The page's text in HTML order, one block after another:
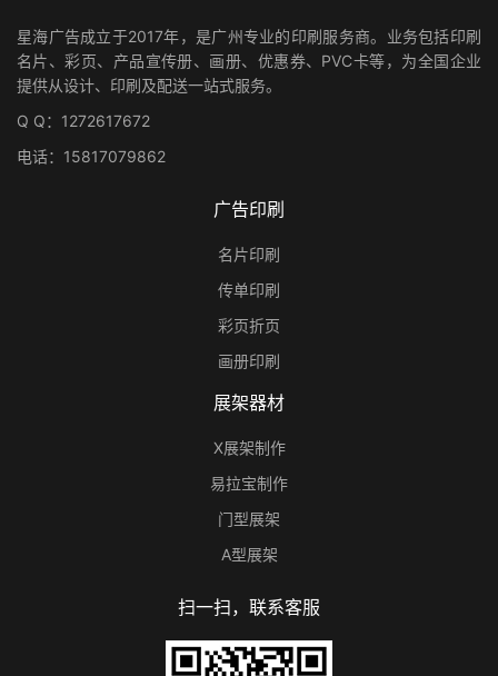
星海广告成立于2017年，是广州专业的印刷服务商。业务包括印刷
名片、彩页、产品宣传册、画册、优惠券、PVC卡等，为全国企业
提供从设计、印刷及配送一站式服务。
Q Q：1272617672
电话：15817079862
广告印刷
名片印刷
传单印刷
彩页折页
画册印刷
展架器材
X展架制作
易拉宝制作
门型展架
A型展架
扫一扫，联系客服